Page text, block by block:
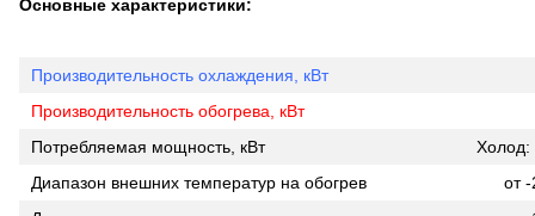
Основные характеристики:
Производительность охлаждения, кВт
Производительность обогрева, кВт
Потребляемая мощность, кВт
Холод:
Диапазон внешних температур на обогрев
от